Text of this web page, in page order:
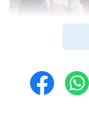
深有感觸